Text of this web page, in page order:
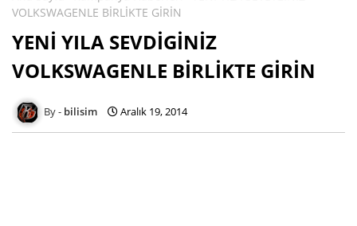
VOLKSWAGENLE BİRLİKTE GİRİN
YENİ YILA SEVDİGİNİZ
VOLKSWAGENLE BİRLİKTE GİRİN
bilisim Aralık 19, 2014